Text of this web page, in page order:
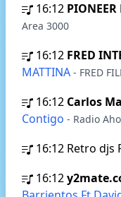
16:12 PIONEER
Area 3000
16:12 FRED
MATTINA - FRED
16:12 Carlos
Contigo - Radio
16:12 Retro djs
16:12